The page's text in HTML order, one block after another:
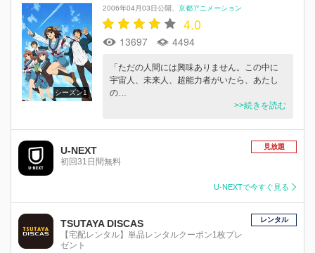
シーズン1
2006年04月03日公開 京都アニメーション
4.0
13697 4494
「ただの人間には興味ありません。この中に
宇宙人、未来人、超能力者がいたら、あたし
の…
>>続きを読む
U-NEXT
初回31日間無料
見放題
U-NEXTで今すぐ見る
TSUTAYA DISCAS
【宅配レンタル】単品レンタルクーポン1枚プレ
ゼント
レンタル